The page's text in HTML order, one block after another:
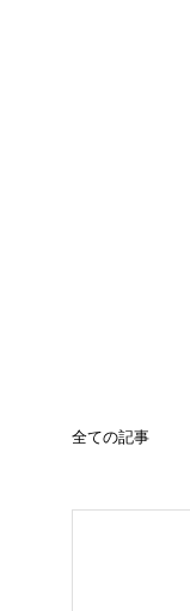
全ての記事